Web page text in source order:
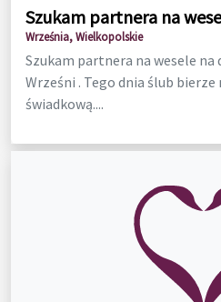
Szukam partnera na
Września, Wielkopolskie
Szukam partnera na wesele na
Wrześni . Tego dnia ślub
świadkową....